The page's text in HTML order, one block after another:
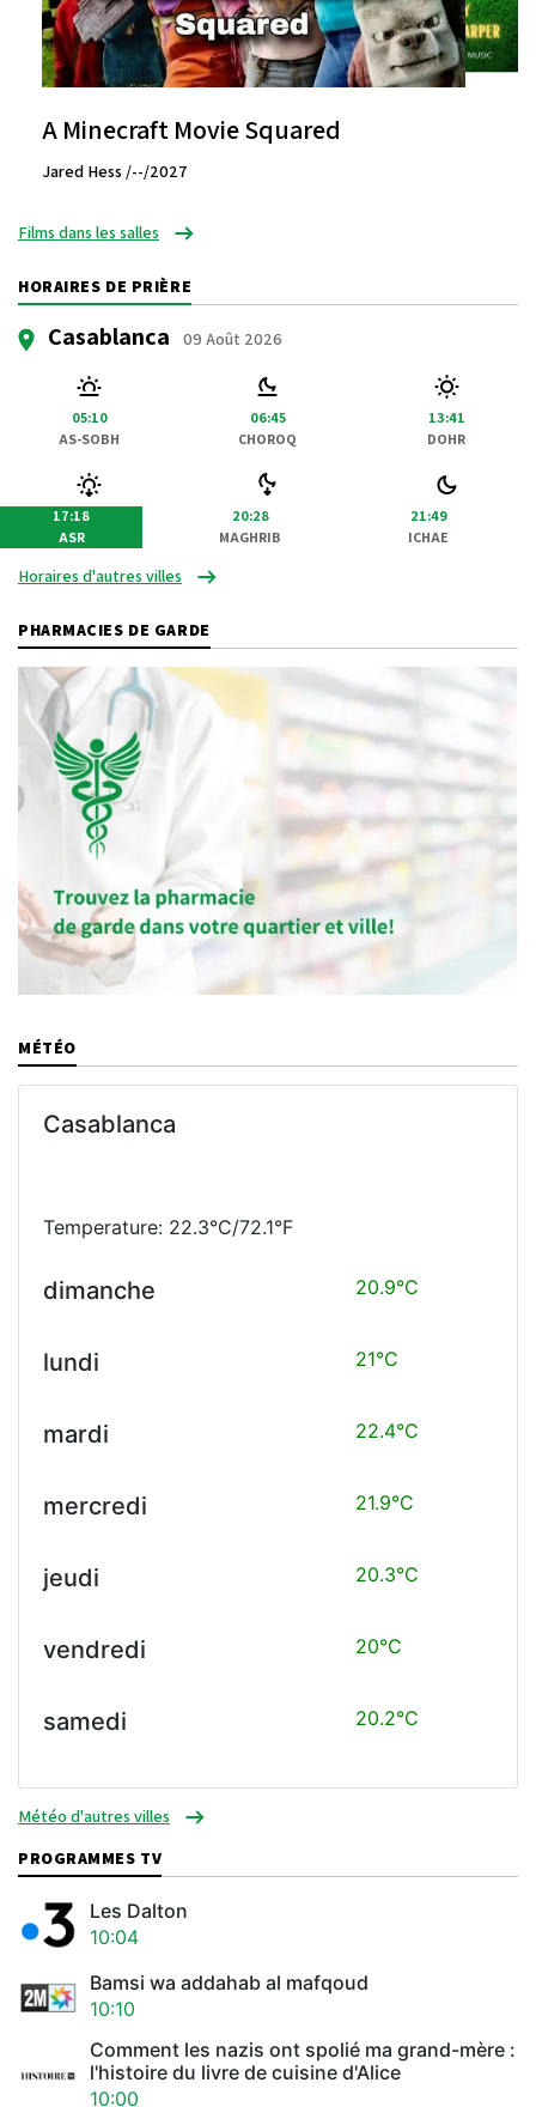
A Minecraft Movie Squared
Jared Hess /--/2027
Films dans les salles
HORAIRES DE PRIÈRE
Casablanca 09 Août 2026
05:10
AS-SOBH
06:45
CHOROQ
13:41
DOHR
17:18
ASR
20:28
MAGHRIB
21:49
ICHAE
Horaires d'autres villes
PHARMACIES DE GARDE
MÉTÉO
Casablanca
Temperature: 22.3°C/72.1°F
dimanche 20.9°C
lundi 21°C
mardi 22.4°C
mercredi 21.9°C
jeudi 20.3°C
vendredi 20°C
samedi 20.2°C
Météo d'autres villes
PROGRAMMES TV
Les Dalton
10:04
Bamsi wa addahab al mafqoud
10:10
Comment les nazis ont spolié ma grand-mère :
l'histoire du livre de cuisine d'Alice
10:00